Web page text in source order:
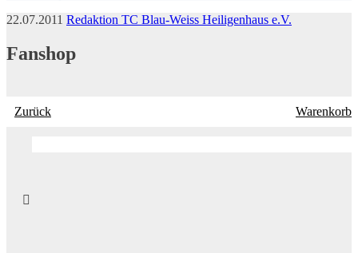
22.07.2011 Redaktion TC Blau-Weiss Heiligenhaus e.V.
Fanshop
Zurück Warenkorb